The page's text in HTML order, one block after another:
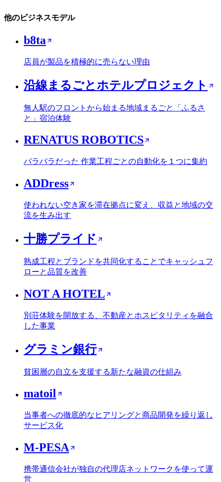
他のビジネスモデル
b8ta
店員が製品を積極的に売らない理由
沿線まるごとホテルプロジェクト
無人駅のフロントから始まる地域まるごと「ふるさ
と」宿泊体験
RENATUS ROBOTICS
バラバラだった 作業工程ごとの自動化を１つに集約
ADDress
使われない空き家を滞在拠点に変え、収益と地域の交
流を生み出す
十勝プライド
熟成工程とブランドを共同化することでキャッシュフ
ローと品質を改善
NOT A HOTEL
別荘体験を開放する、不動産とホスピタリティを融合
した事業
グラミン銀行
貧困層の自立を支援する新たな融資の仕組み
matoil
当事者への徹底的なヒアリングと商品開発を繰り返し
サービス化
M-PESA
携帯通信会社が独自の代理店ネットワークを使って運
営